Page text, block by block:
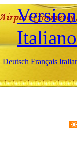
Italiano
Deutsch Français